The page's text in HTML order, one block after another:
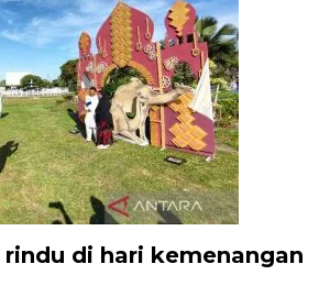
di hari kemenangan